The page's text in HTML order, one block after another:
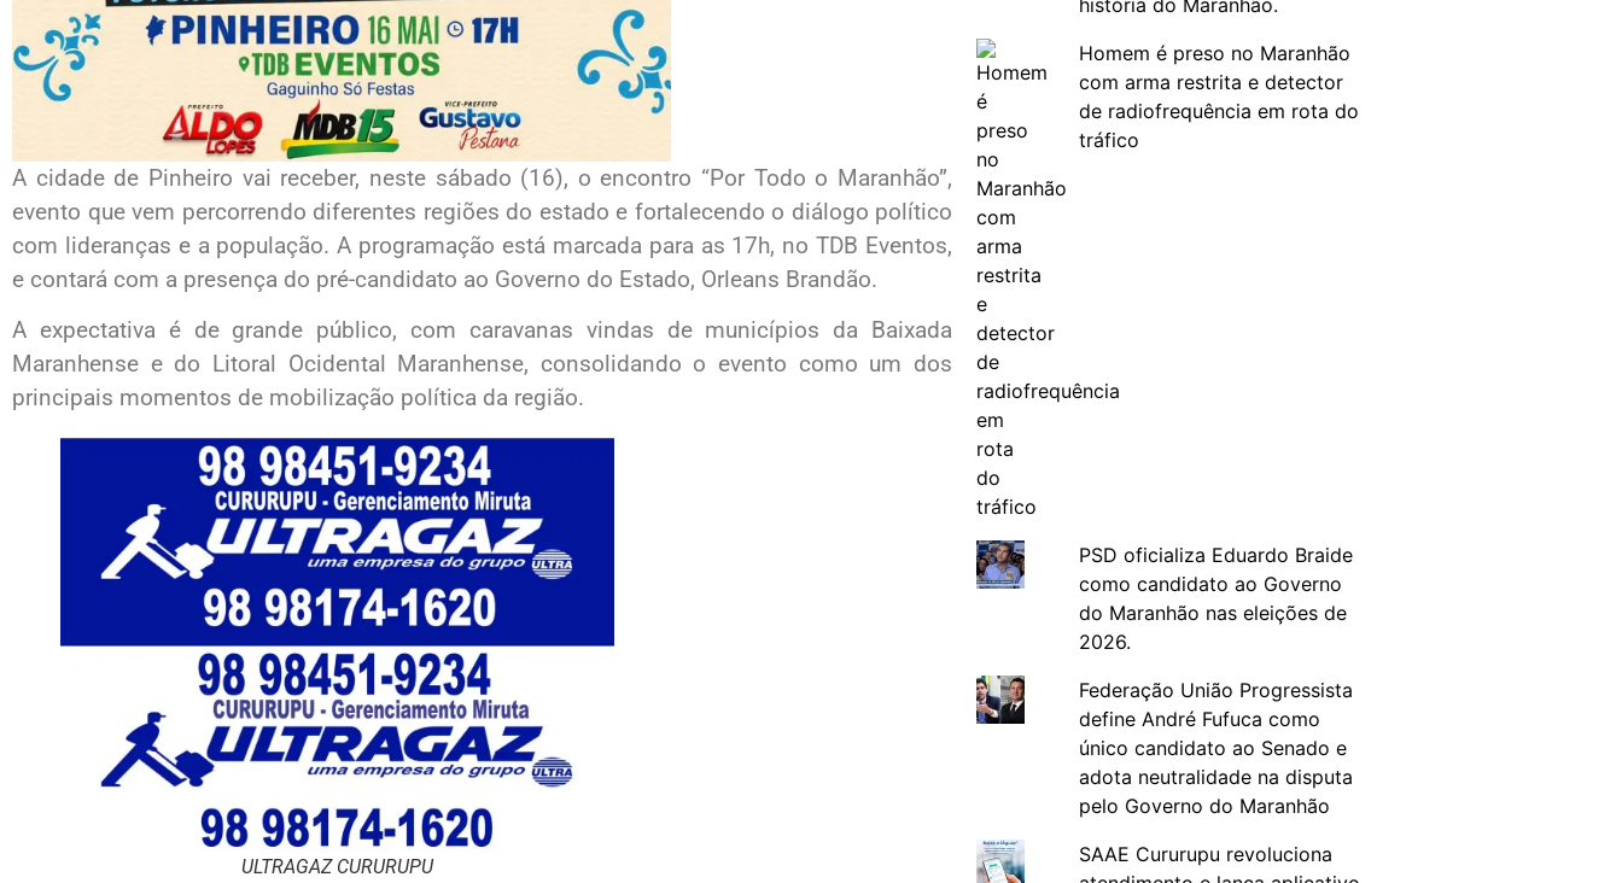
A cidade de Pinheiro vai receber, neste sábado (16), o encontro “Por Todo o Maranhão”,
evento que vem percorrendo diferentes regiões do estado e fortalecendo o diálogo político
com lideranças e a população. A programação está marcada para as 17h, no TDB Eventos,
e contará com a presença do pré-candidato ao Governo do Estado, Orleans Brandão.
A expectativa é de grande público, com caravanas vindas de municípios da Baixada
Maranhense e do Litoral Ocidental Maranhense, consolidando o evento como um dos
principais momentos de mobilização política da região.
ULTRAGAZ CURURUPU
Homem é preso no Maranhão
com arma restrita e detector
de radiofrequência em rota do
tráfico
PSD oficializa Eduardo Braide
como candidato ao Governo
do Maranhão nas eleições de
2026.
Federação União Progressista
define André Fufuca como
único candidato ao Senado e
adota neutralidade na disputa
pelo Governo do Maranhão
SAAE Cururupu revoluciona